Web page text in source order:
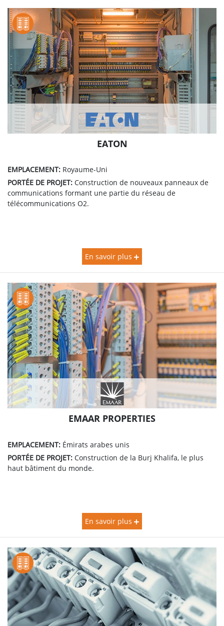
EATON
EMPLACEMENT: Royaume-Uni
PORTÉE DE PROJET: Construction de nouveaux panneaux de
communications formant une partie du réseau de
télécommunications O2.
En savoir plus
EMAAR PROPERTIES
EMPLACEMENT: Émirats arabes unis
PORTÉE DE PROJET: Construction de la Burj Khalifa, le plus
haut bâtiment du monde.
En savoir plus